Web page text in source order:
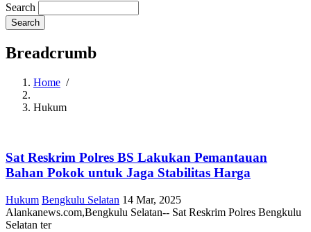
Search
Breadcrumb
Home /
Hukum
Sat Reskrim Polres BS Lakukan Pemantauan
Bahan Pokok untuk Jaga Stabilitas Harga
Hukum Bengkulu Selatan 14 Mar, 2025
Alankanews.com,Bengkulu Selatan-- Sat Reskrim Polres Bengkulu
Selatan ter